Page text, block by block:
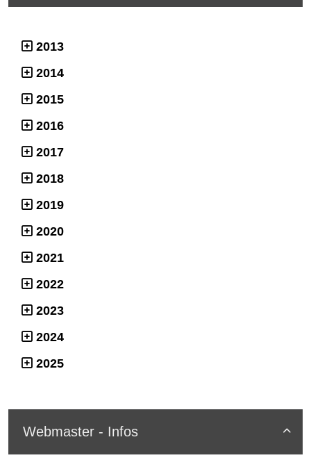
2013
2014
2015
2016
2017
2018
2019
2020
2021
2022
2023
2024
2025

Webmaster - Infos